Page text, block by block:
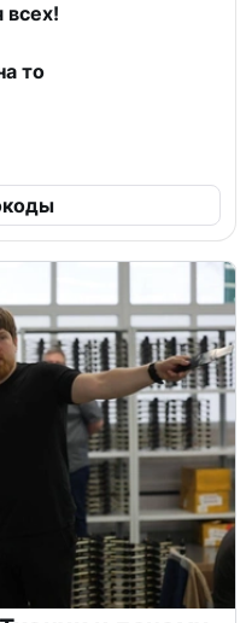
всех!
то